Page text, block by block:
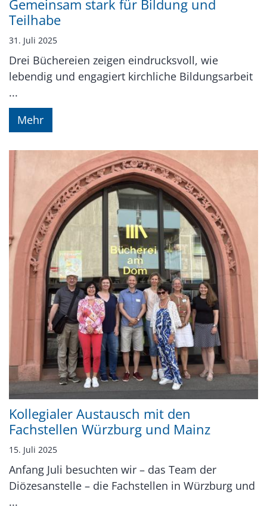
Gemeinsam stark für Bildung und
Teilhabe
31. Juli 2025
Drei Büchereien zeigen eindrucksvoll, wie
lebendig und engagiert kirchliche Bildungsarbeit
...
Mehr
Kollegialer Austausch mit den
Fachstellen Würzburg und Mainz
15. Juli 2025
Anfang Juli besuchten wir – das Team der
Diözesanstelle – die Fachstellen in Würzburg und
...